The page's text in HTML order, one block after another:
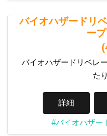
バイオハザードリ
ー
バイオハザードリベレ
た
詳細
#バイオハザー